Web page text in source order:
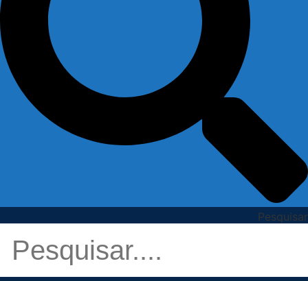
Pesquisar